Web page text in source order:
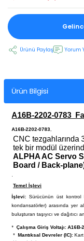
Yuvası
Kablo
Membranı
PLG Encoder
Ürünü Paylaş Yorum
Ürün Bilgisi
A16B-2202-0783
A16B-2202-0783
CNC tezgahlarında
tek bir modül
ALPHA AC Servo
Board / Back-
.
Temel İşlevi
İşlevi: Sürücünün üst kontrol
kondansatörler) arasında yer
buluşturan taşıyıcı ve dağıtıcı
* Çalışma Giriş Voltajı: A16B-
* Mantıksal Devreler (IC):